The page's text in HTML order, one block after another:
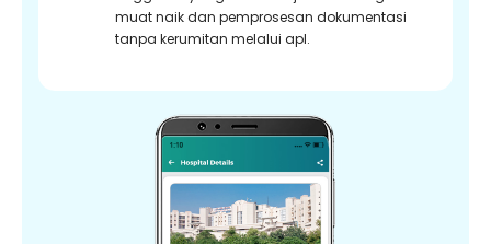
muat naik dan pemprosesan dokumentasi
tanpa kerumitan melalui apl.